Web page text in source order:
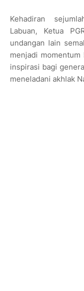
Kehadiran
Labuan, Ketua
undangan lain
menjadi momentum
inspirasi bagi
meneladani akhlak